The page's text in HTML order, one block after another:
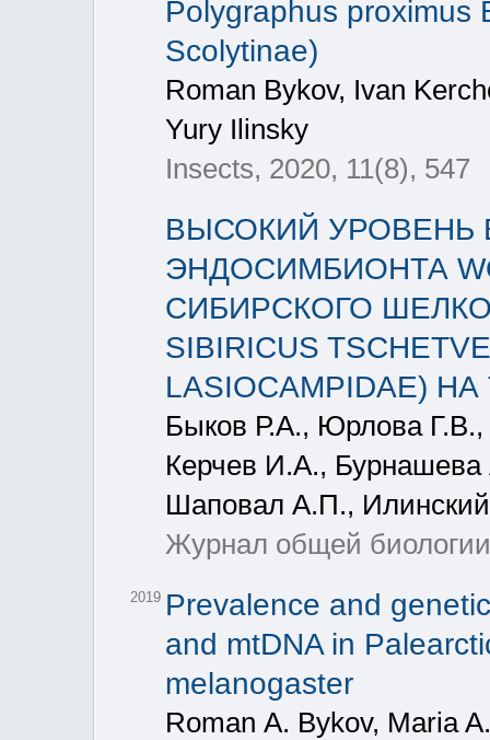
Polygraphus proximus
Scolytinae)
Roman Bykov, Ivan
Yury Ilinsky
Insects, 2020, 11(8), 547
ВЫСОКИЙ УРОВЕНЬ
ЭНДОСИМБИОНТА
СИБИРСКОГО
SIBIRICUS
LASIOCAMPIDAE)
Быков Р.А., Юрлова
Керчев И.А.,
Шаповал А.П.,
Журнал общей
2019 Prevalence and
and mtDNA in
melanogaster
Roman А. Bykov, Maria